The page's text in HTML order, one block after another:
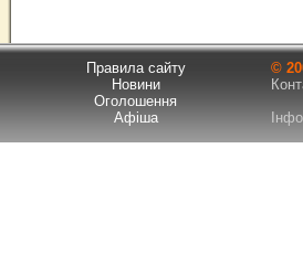
Правила сайту
Новини
Оголошення
Афіша
©